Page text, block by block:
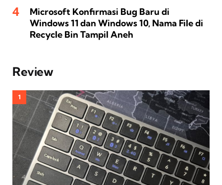
Microsoft Konfirmasi Bug Baru di
Windows 11 dan Windows 10, Nama File di
Recycle Bin Tampil Aneh
Review